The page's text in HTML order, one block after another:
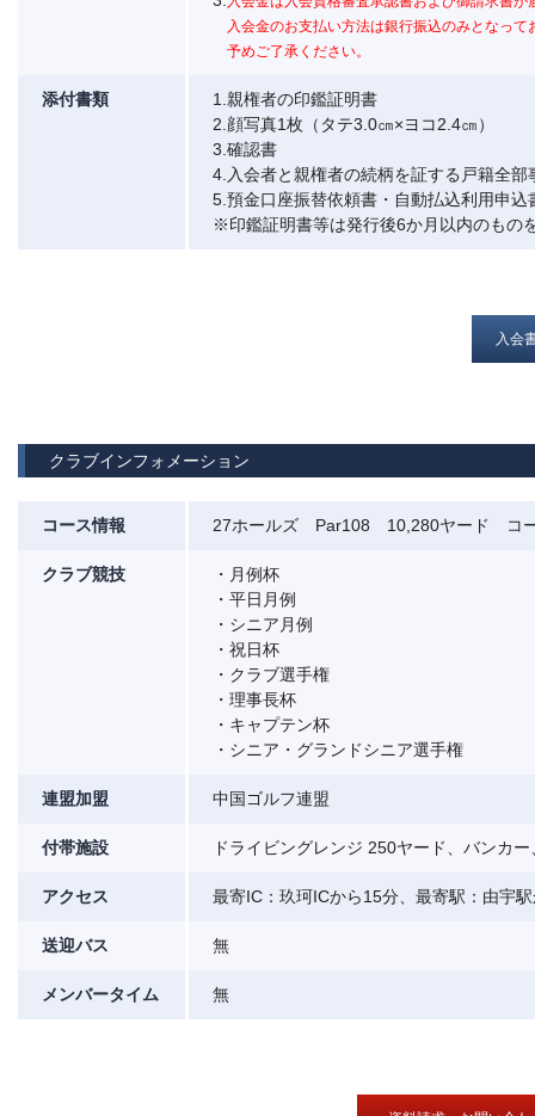
入会金のお支払い方法は銀行振込のみとなって
予めご了承ください。
添付書類
1.親権者の印鑑証明書
2.顔写真1枚（タテ3.0㎝×ヨコ2.4㎝）
3.確認書
4.入会者と親権者の続柄を証する戸籍全部
5.預金口座振替依頼書・自動払込利用申
※印鑑証明書等は発行後6か月以内のもの
入会
クラブインフォメーション
コース情報 27ホールズ Par108 10,280ヤード コ
クラブ競技
・月例杯
・平日月例
・シニア月例
・祝日杯
・クラブ選手権
・理事長杯
・キャプテン杯
・シニア・グランドシニア選手権
連盟加盟 中国ゴルフ連盟
付帯施設 ドライビングレンジ 250ヤード、バンカ
アクセス 最寄IC：玖珂ICから15分、最寄駅：由宇
送迎バス 無
メンバータイム 無